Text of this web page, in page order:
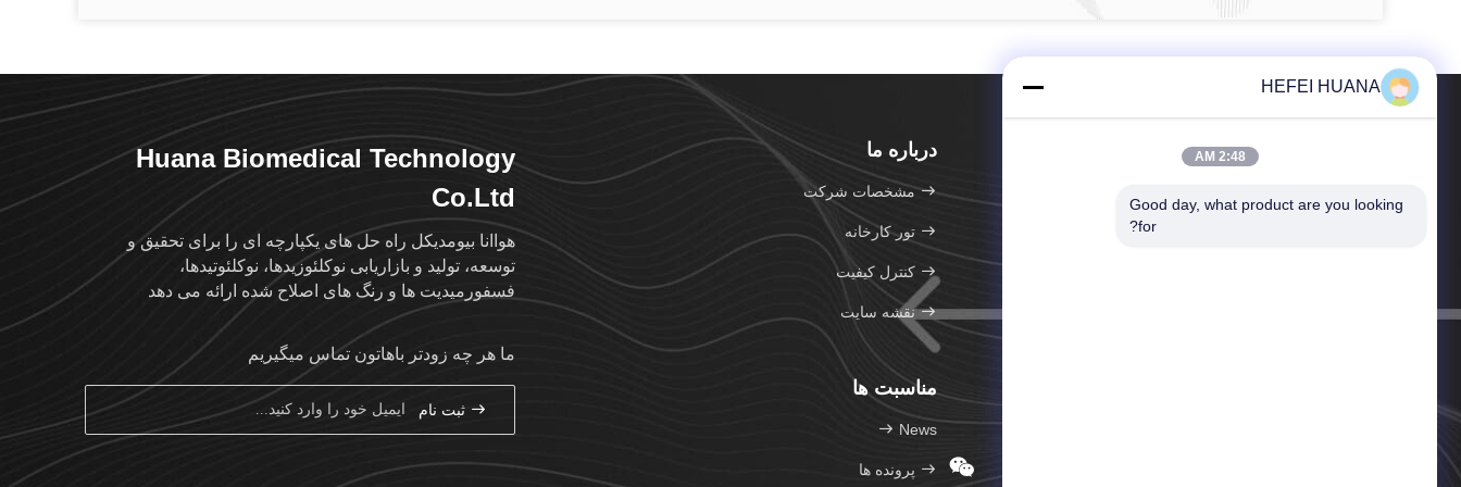
تلفن：86-157-5542-6646
درباره ما
مشخصات شرکت
تور کارخانه
کنترل کیفیت
نقشه سایت
مناسبت ها
News
پرونده ها
Huana Biomedical Technology
Co.Ltd
هواانا بیومدیکل راه حل های یکپارچه ای را برای تحقیق و
توسعه، تولید و بازاریابی نوکلئوزیدها، نوکلئوتیدها،
فسفورمیدیت ها و رنگ های اصلاح شده ارائه می دهد
ما هر چه زودتر باهاتون تماس ميگيريم
ثبت نام
HEFEI HUANA
2:48 AM
Good day, what product are you looking
for?